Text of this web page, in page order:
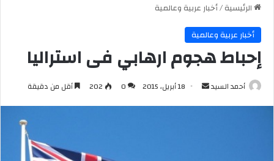
الرئيسية/أخبار عربية وعالمية
أخبار عربية وعالمية
إحباط هجوم ارهابي فى استراليا
أحمد السيد
أرسل 18 أبريل، 2015 0
202 أقل من دقيقة